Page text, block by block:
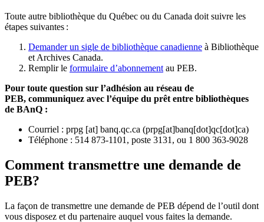
Toute autre bibliothèque du Québec ou du Canada doit suivre les
étapes suivantes :
Demander un sigle de bibliothèque canadienne à Bibliothèque
et Archives Canada.
Remplir le formulaire d’abonnement au PEB.
Pour toute question sur l’adhésion au réseau de
PEB, communiquez avec l’équipe du prêt entre bibliothèques
de BAnQ :
Courriel : prpg [at] banq.qc.ca (prpg[at]banq[dot]qc[dot]ca)
Téléphone : 514 873-1101, poste 3131, ou 1 800 363-9028
Comment transmettre une demande de
PEB?
La façon de transmettre une demande de PEB dépend de l’outil dont
vous disposez et du partenaire auquel vous faites la demande.